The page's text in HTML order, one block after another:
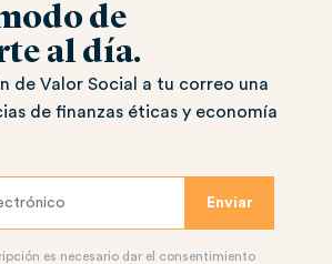
de
al día.
de Valor Social a tu correo una
de finanzas éticas y economía
es necesario dar el consentimiento